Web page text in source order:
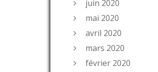
juin 2020
mai 2020
avril 2020
mars 2020
février 2020